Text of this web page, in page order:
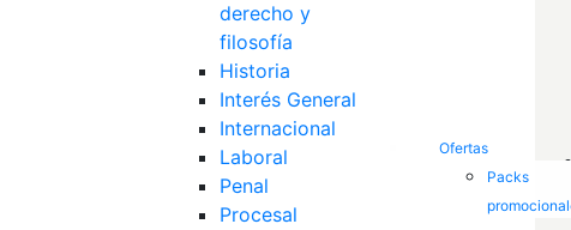
derecho y
filosofía
Historia
Internacional
Laboral
Penal
Procesal
Ofertas
Packs